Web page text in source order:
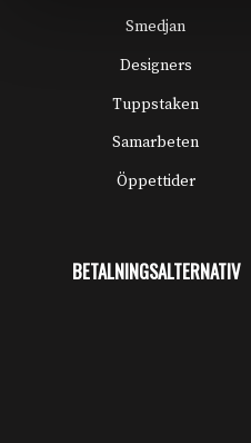
Smedjan
Designers
Tuppstaken
Samarbeten
Öppettider
BETALNINGSALTERNATIV